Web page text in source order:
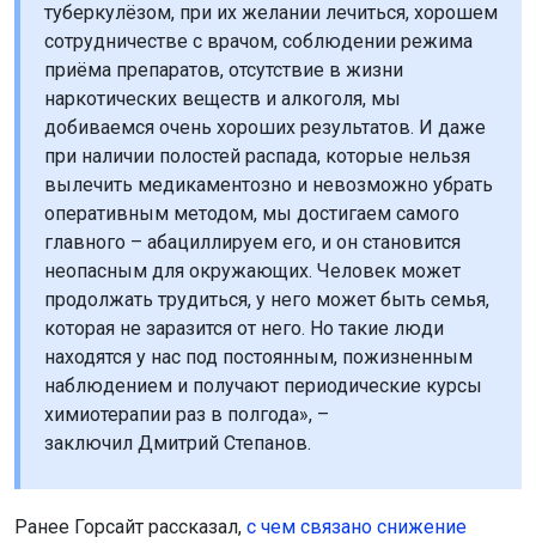
туберкулёзом, при их желании лечиться, хорошем
сотрудничестве с врачом, соблюдении режима
приёма препаратов, отсутствие в жизни
наркотических веществ и алкоголя, мы
добиваемся очень хороших результатов. И даже
при наличии полостей распада, которые нельзя
вылечить медикаментозно и невозможно убрать
оперативным методом, мы достигаем самого
главного – абациллируем его, и он становится
неопасным для окружающих. Человек может
продолжать трудиться, у него может быть семья,
которая не заразится от него. Но такие люди
находятся у нас под постоянным, пожизненным
наблюдением и получают периодические курсы
химиотерапии раз в полгода», –
заключил Дмитрий Степанов.
Ранее Горсайт рассказал, с чем связано снижение